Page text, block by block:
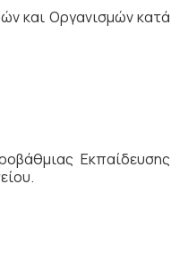
και Οργανισμών κατά
Εκπαίδευσης